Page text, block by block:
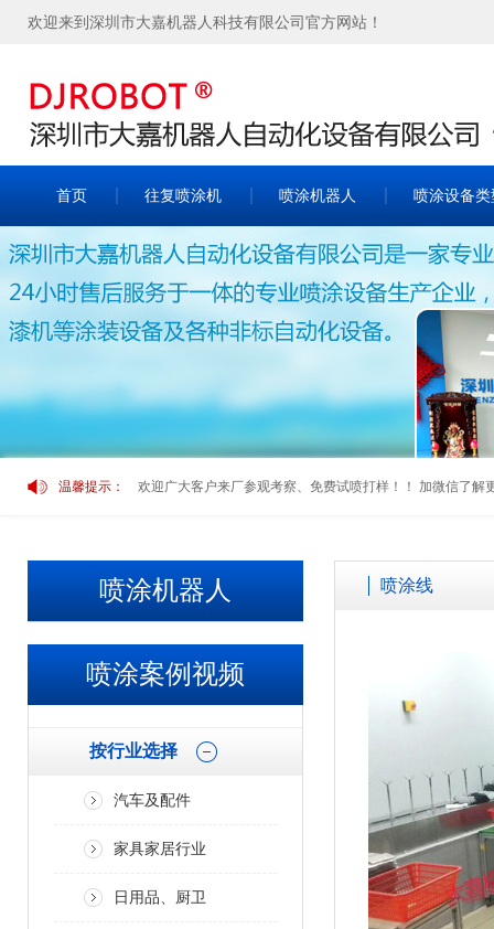
欢迎来到深圳市大嘉机器人科技有限公司官方网站！
首页 往复喷涂机 喷涂机器人 喷涂设备类
温馨提示：
欢迎广大客户来厂参观考察、免费试喷打样！！ 加微信了
欢迎广大客户来厂参观考察、免费试喷打样！！ 加微信了
喷涂机器人
喷涂案例视频
按行业选择
汽车及配件
家具家居行业
日用品、厨卫
喷涂线